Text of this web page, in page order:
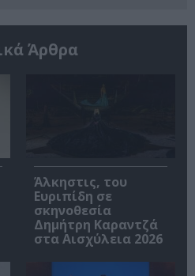
Άρθρα
Άλκηστις, του
Ευριπίδη σε
σκηνοθεσία
Δημήτρη Καραντζά
στα Αισχύλεια 2026